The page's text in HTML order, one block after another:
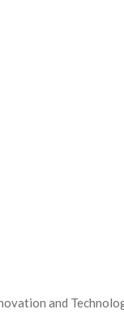
and